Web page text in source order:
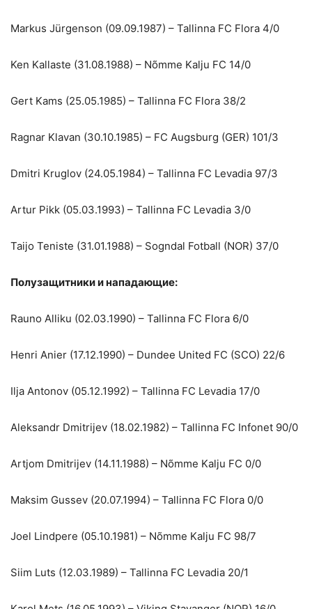
Markus Jürgenson (09.09.1987) – Tallinna FC Flora 4/0
Ken Kallaste (31.08.1988) – Nõmme Kalju FC 14/0
Gert Kams (25.05.1985) – Tallinna FC Flora 38/2
Ragnar Klavan (30.10.1985) – FC Augsburg (GER) 101/3
Dmitri Kruglov (24.05.1984) – Tallinna FC Levadia 97/3
Artur Pikk (05.03.1993) – Tallinna FC Levadia 3/0
Taijo Teniste (31.01.1988) – Sogndal Fotball (NOR) 37/0
Полузащитники и нападающие:
Rauno Alliku (02.03.1990) – Tallinna FC Flora 6/0
Henri Anier (17.12.1990) – Dundee United FC (SCO) 22/6
Ilja Antonov (05.12.1992) – Tallinna FC Levadia 17/0
Aleksandr Dmitrijev (18.02.1982) – Tallinna FC Infonet 90/0
Artjom Dmitrijev (14.11.1988) – Nõmme Kalju FC 0/0
Maksim Gussev (20.07.1994) – Tallinna FC Flora 0/0
Joel Lindpere (05.10.1981) – Nõmme Kalju FC 98/7
Siim Luts (12.03.1989) – Tallinna FC Levadia 20/1